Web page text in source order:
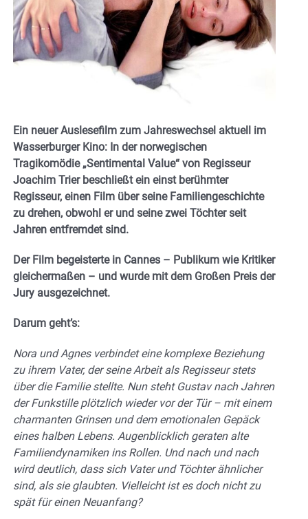
Ein neuer Auslesefilm zum Jahreswechsel aktuell im
Wasserburger Kino: In der norwegischen
Tragikomödie „Sentimental Value“ von Regisseur
Joachim Trier beschließt ein einst berühmter
Regisseur, einen Film über seine Familiengeschichte
zu drehen, obwohl er und seine zwei Töchter seit
Jahren entfremdet sind.
Der Film begeisterte in Cannes – Publikum wie Kritiker
gleichermaßen – und wurde mit dem Großen Preis der
Jury ausgezeichnet.
Darum geht’s:
Nora und Agnes verbindet eine komplexe Beziehung
zu ihrem Vater, der seine Arbeit als Regisseur stets
über die Familie stellte. Nun steht Gustav nach Jahren
der Funkstille plötzlich wieder vor der Tür – mit einem
charmanten Grinsen und dem emotionalen Gepäck
eines halben Lebens. Augenblicklich geraten alte
Familiendynamiken ins Rollen. Und nach und nach
wird deutlich, dass sich Vater und Töchter ähnlicher
sind, als sie glaubten. Vielleicht ist es doch nicht zu
spät für einen Neuanfang?